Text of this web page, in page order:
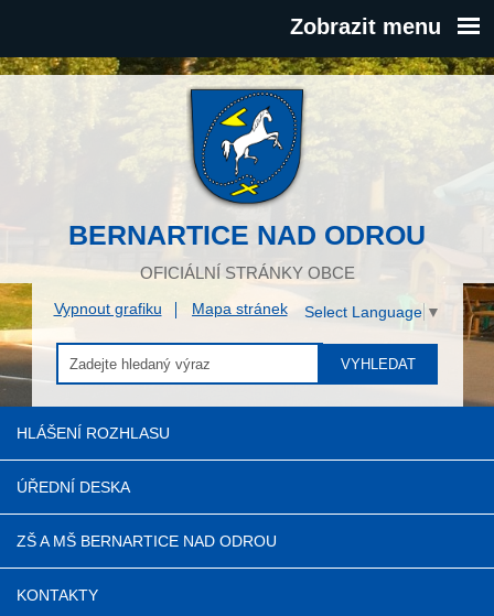
Zobrazit menu
BERNARTICE NAD ODROU
OFICIÁLNÍ STRÁNKY OBCE
Vypnout grafiku Mapa stránek Select Language ▼
VYHLEDAT
HLÁŠENÍ ROZHLASU
ÚŘEDNÍ DESKA
ZŠ A MŠ BERNARTICE NAD ODROU
KONTAKTY